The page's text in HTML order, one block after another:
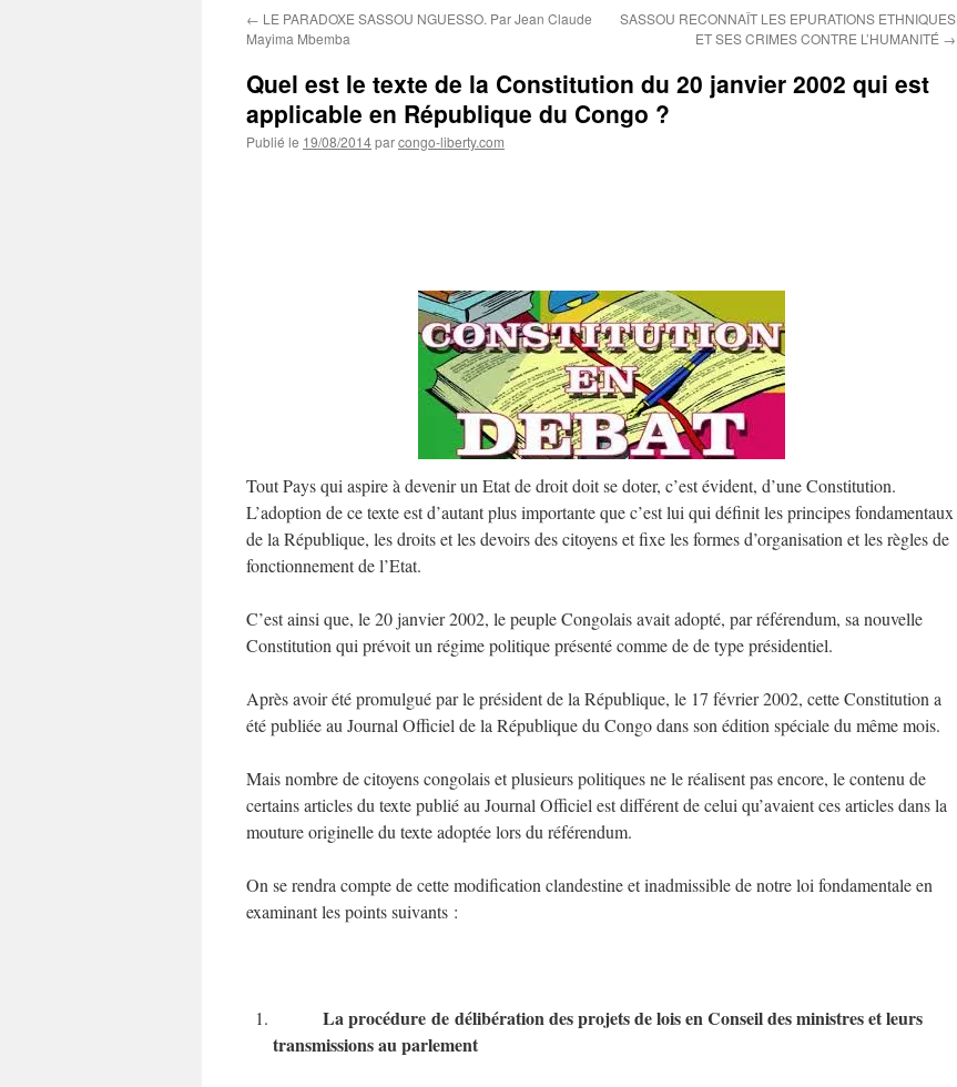
← LE PARADOXE SASSOU NGUESSO. Par Jean Claude
Mayima Mbemba
SASSOU RECONNAÎT LES EPURATIONS ETHNIQUES
ET SES CRIMES CONTRE L’HUMANITÉ →
Quel est le texte de la Constitution du 20 janvier 2002 qui est
applicable en République du Congo ?
Publié le 19/08/2014parcongo-liberty.com
Tout Pays qui aspire à devenir un Etat de droit doit se doter, c’est évident, d’une Constitution.
L’adoption de ce texte est d’autant plus importante que c’est lui qui définit les principes fondamentaux
de la République, les droits et les devoirs des citoyens et fixe les formes d’organisation et les règles de
fonctionnement de l’Etat.
C’est ainsi que, le 20 janvier 2002, le peuple Congolais avait adopté, par référendum, sa nouvelle
Constitution qui prévoit un régime politique présenté comme de de type présidentiel.
Après avoir été promulgué par le président de la République, le 17 février 2002, cette Constitution a
été publiée au Journal Officiel de la République du Congo dans son édition spéciale du même mois.
Mais nombre de citoyens congolais et plusieurs politiques ne le réalisent pas encore, le contenu de
certains articles du texte publié au Journal Officiel est différent de celui qu’avaient ces articles dans la
mouture originelle du texte adoptée lors du référendum.
On se rendra compte de cette modification clandestine et inadmissible de notre loi fondamentale en
examinant les points suivants :
La procédure de délibération des projets de lois en Conseil des ministres et leurs
transmissions au parlement